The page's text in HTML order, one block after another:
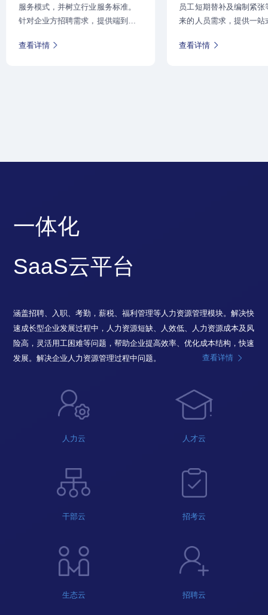
服务模式，并树立行业服务标准。
针对企业方招聘需求，提供端到端
流程外包解决方案，负责招聘策略
查看详情
员工短期替补及编制紧张
来的人员需求，提供一站
性、降低雇佣风险和成本
查看详情
一体化
SaaS云平台
涵盖招聘、入职、考勤，薪税、福利管理等人力资源管理模块。解决快
速成长型企业发展过程中，人力资源短缺、人效低、人力资源成本及风
险高，灵活用工困难等问题，帮助企业提高效率、优化成本结构，快速
发展。解决企业人力资源管理过程中问题。
查看详情
人力云 人才云
干部云 招考云
生态云 招聘云